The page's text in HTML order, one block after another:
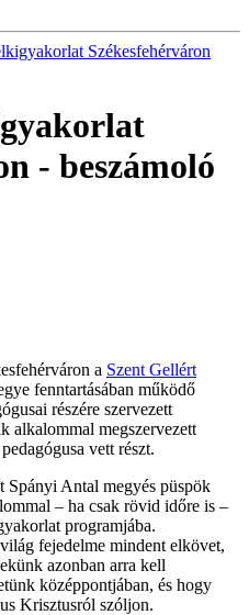
Székesfehérváron
- beszámoló
a Szent Gellért
fenntartásában működő
részére szervezett
alkalommal megszervezett
vett részt.
Antal megyés püspök
– ha csak rövid időre is –
programjába.
fejedelme mindent elkövet,
azonban arra kell
középpontjában, és hogy
Krisztusról szóljon.